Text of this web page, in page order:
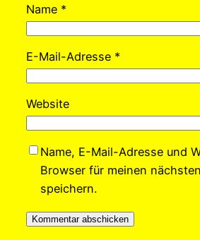
Name *
E-Mail-Adresse *
Website
Name, E-Mail-Adresse und
Browser für meinen
speichern.